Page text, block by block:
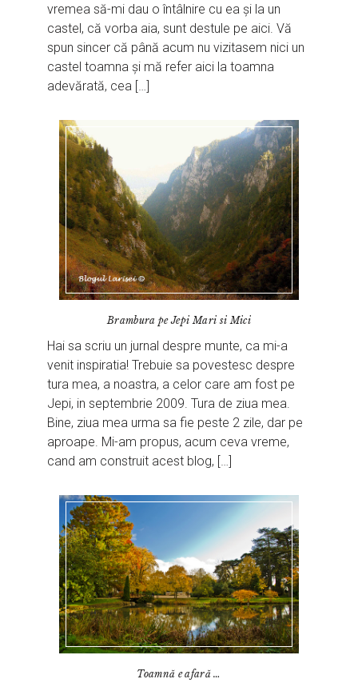
vremea să-mi dau o întâlnire cu ea și la un
castel, că vorba aia, sunt destule pe aici. Vă
spun sincer că până acum nu vizitasem nici un
castel toamna și mă refer aici la toamna
adevărată, cea […]
Brambura pe Jepi Mari si Mici
Hai sa scriu un jurnal despre munte, ca mi-a
venit inspiratia! Trebuie sa povestesc despre
tura mea, a noastra, a celor care am fost pe
Jepi, in septembrie 2009. Tura de ziua mea.
Bine, ziua mea urma sa fie peste 2 zile, dar pe
aproape. Mi-am propus, acum ceva vreme,
cand am construit acest blog, […]
Toamnă e afară …